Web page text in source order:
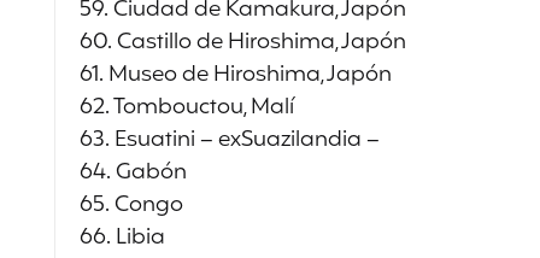
59. Ciudad de Kamakura, Japón
60. Castillo de Hiroshima, Japón
61. Museo de Hiroshima, Japón
62. Tombouctou, Malí
63. Esuatini – exSuazilandia –
64. Gabón
65. Congo
66. Libia